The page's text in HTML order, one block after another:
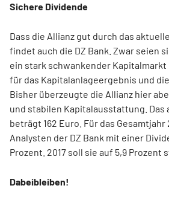
Sichere Dividende
Dass die Allianz gut durch das
findet auch die DZ Bank. Zwar seien
ein stark schwankender
für das Kapitalanlageergebnis und
Bisher überzeugte die Allianz hier
und stabilen Kapitalausstattung. Das
beträgt 162 Euro. Für das Gesamtjahr
Analysten der DZ Bank mit einer
Prozent. 2017 soll sie auf 5,9 Prozent
Dabeibleiben!